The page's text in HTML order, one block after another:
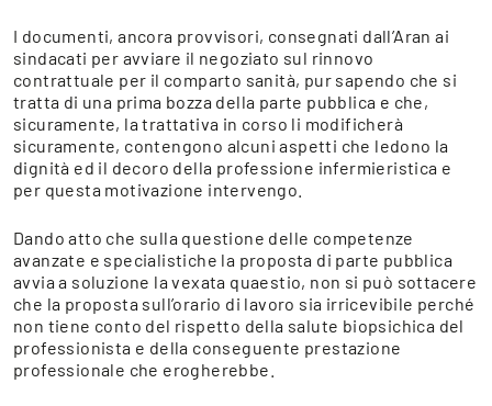
I documenti, ancora provvisori, consegnati dall’Aran ai
sindacati per avviare il negoziato sul rinnovo
contrattuale per il comparto sanità, pur sapendo che si
tratta di una prima bozza della parte pubblica e che,
sicuramente, la trattativa in corso li modificherà
sicuramente, contengono alcuni aspetti che ledono la
dignità ed il decoro della professione infermieristica e
per questa motivazione intervengo.
Dando atto che sulla questione delle competenze
avanzate e specialistiche la proposta di parte pubblica
avvia a soluzione la vexata quaestio, non si può sottacere
che la proposta sull’orario di lavoro sia irricevibile perché
non tiene conto del rispetto della salute biopsichica del
professionista e della conseguente prestazione
professionale che erogherebbe.